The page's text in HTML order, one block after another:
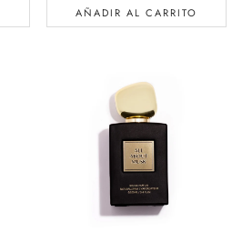
AÑADIR AL CARRITO